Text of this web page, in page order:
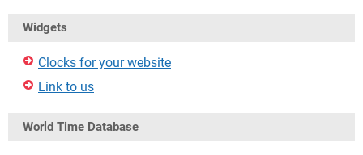
Widgets
Clocks for your website
Link to us
World Time Database